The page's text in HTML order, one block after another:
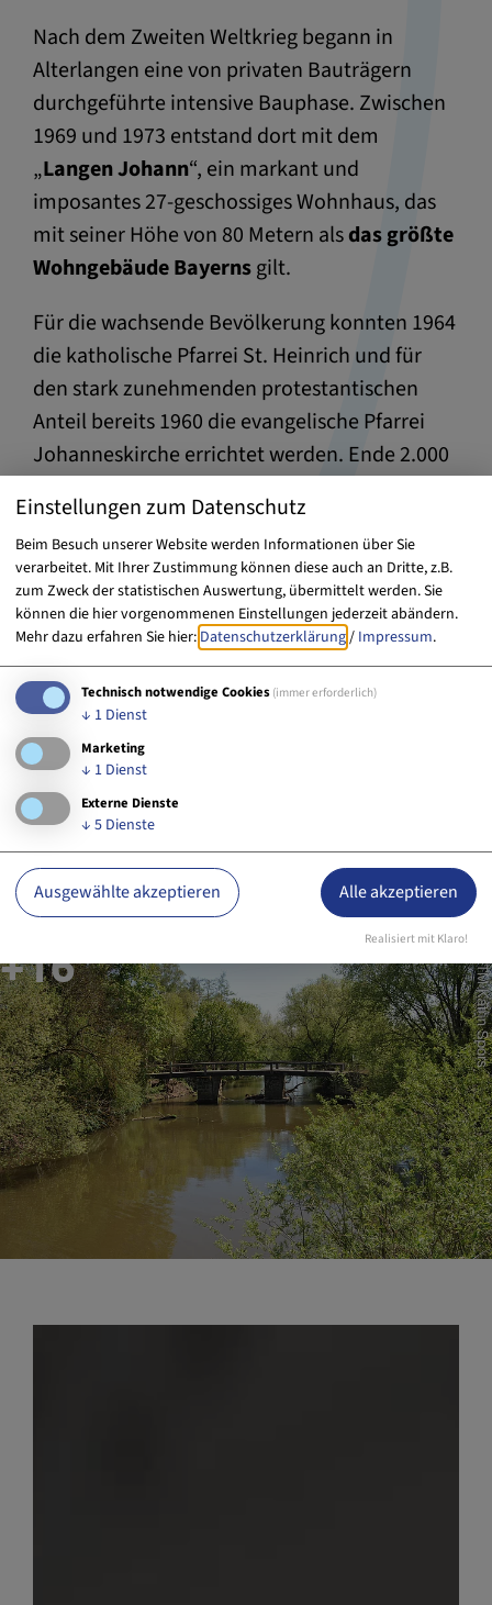
Nach dem Zweiten Weltkrieg begann in
Alterlangen eine von privaten Bauträgern
durchgeführte intensive Bauphase. Zwischen
1969 und 1973 entstand dort mit dem
„Langen Johann“, ein markant und
imposantes 27-geschossiges Wohnhaus, das
mit seiner Höhe von 80 Metern alsdas größte
Wohngebäude Bayernsgilt.
Für die wachsende Bevölkerung konnten 1964
die katholische Pfarrei St. Heinrich und für
den stark zunehmenden protestantischen
Anteil bereits 1960 die evangelische Pfarrei
Johanneskirche errichtet werden. Ende 2.000
es etwa 8.500 (Stand: 2006) Einwohner.
Einstellungen zum Datenschutz
Beim Besuch unserer Website werden Informationen über Sie
verarbeitet. Mit Ihrer Zustimmung können diese auch an Dritte, z.B.
zum Zweck der statistischen Auswertung, übermittelt werden. Sie
können die hier vorgenommenen Einstellungen jederzeit abändern.
Mehr dazu erfahren Sie hier: Datenschutzerklärung/ Impressum.
Technisch notwendige Cookies (immer erforderlich)
↓ 1 Dienst
Marketing
↓ 1 Dienst
Externe Dienste
↓ 5 Dienste
Ausgewählte akzeptieren Alle akzeptieren
Realisiert mit Klaro!